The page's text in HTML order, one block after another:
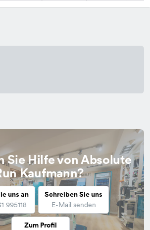
Sie Hilfe von Absolute
Kaufmann?
uns an
995118
Schreiben Sie uns
E-Mail senden
Zum Profil